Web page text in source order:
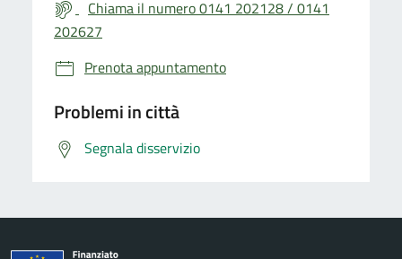
Chiama il numero 0141 202128 / 0141
202627
Prenota appuntamento
Problemi in città
Segnala disservizio